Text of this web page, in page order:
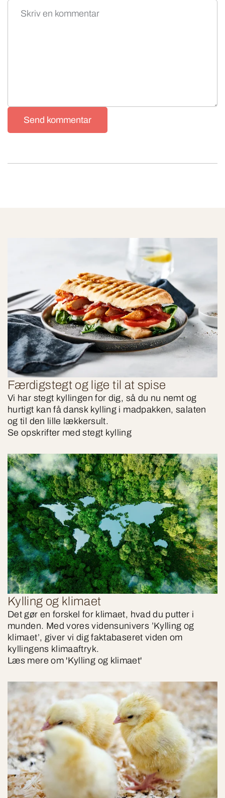
Send kommentar
Færdigstegt og lige til at spise
Vi har stegt kyllingen for dig, så du nu nemt og
hurtigt kan få dansk kylling i madpakken, salaten
og til den lille lækkersult.
Se opskrifter med stegt kylling
Kylling og klimaet
Det gør en forskel for klimaet, hvad du putter i
munden. Med vores vidensunivers ’Kylling og
klimaet’, giver vi dig faktabaseret viden om
kyllingens klimaaftryk.
Læs mere om 'Kylling og klimaet'